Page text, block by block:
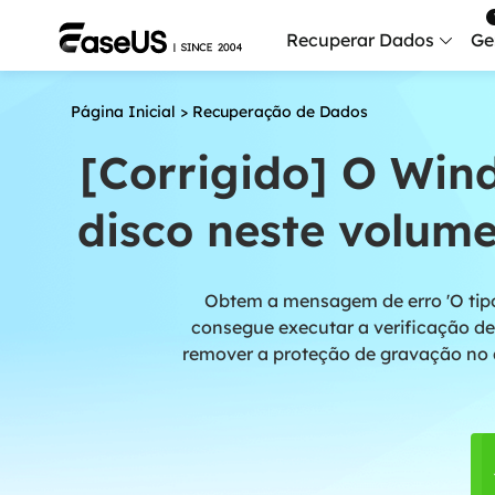
Recuperar Dados
Página Inicial > Recuperação de Dados
[Corrigido] O
disco neste
Obtem a mensagem de erro 'O
consegue executar a verificação
remover a proteção de gravação